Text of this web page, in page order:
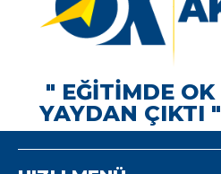
" EĞİTİMDE OK
YAYDAN ÇIKTI "